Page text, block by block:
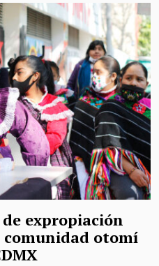
expropiación
comunidad otomí